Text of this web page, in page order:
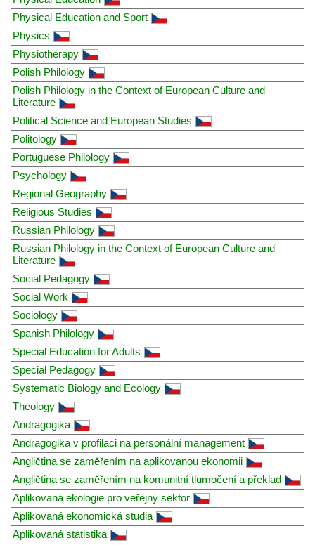
Physical Education and Sport
Physics
Physiotherapy
Polish Philology
Polish Philology in the Context of European Culture and
Literature
Political Science and European Studies
Politology
Portuguese Philology
Psychology
Regional Geography
Religious Studies
Russian Philology
Russian Philology in the Context of European Culture and
Literature
Social Pedagogy
Social Work
Sociology
Spanish Philology
Special Education for Adults
Special Pedagogy
Systematic Biology and Ecology
Theology
Andragogika
Andragogika v profilaci na personální management
Angličtina se zaměřením na aplikovanou ekonomii
Angličtina se zaměřením na komunitní tlumočení a překlad
Aplikovaná ekologie pro veřejný sektor
Aplikovaná ekonomická studia
Aplikovaná statistika